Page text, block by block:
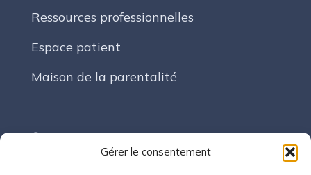
Gérer le consentement
Ressources professionnelles
Espace patient
Maison de la parentalité
Suivez-nous